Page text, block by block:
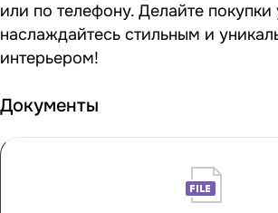
или по телефону. Делайте покупки
наслаждайтесь стильным и
интерьером!
Документы